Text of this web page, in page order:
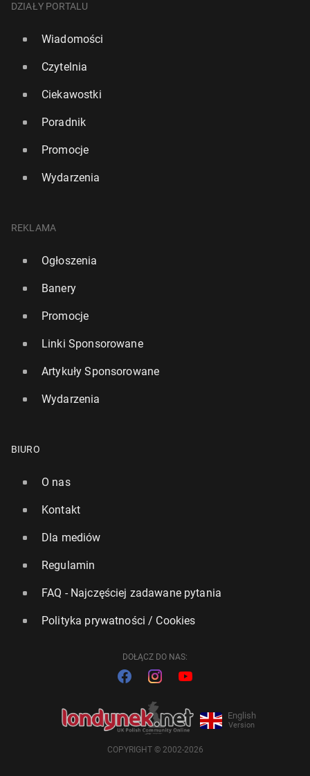
DZIAŁY PORTALU
Wiadomości
Czytelnia
Ciekawostki
Poradnik
Promocje
Wydarzenia
REKLAMA
Ogłoszenia
Banery
Promocje
Linki Sponsorowane
Artykuły Sponsorowane
Wydarzenia
BIURO
O nas
Kontakt
Dla mediów
Regulamin
FAQ - Najczęściej zadawane pytania
Polityka prywatności / Cookies
DOŁĄCZ DO NAS:
English
Version
COPYRIGHT © 2002-2026